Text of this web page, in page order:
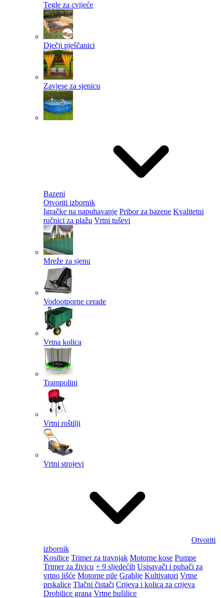
Tegle za cvijeće
Dječji pješčanici
Zavjese za sjenicu
Bazeni
Otvoriti izbornik
Igračke na napuhavanje Pribor za bazene Kvalitetni
ručnici za plažu Vrtni tuševi
Mreže za sjenu
Vodootporne cerade
Vrtna kolica
Trampolini
Vrtni roštilji
Vrtni strojevi
Otvoriti
izbornik
Kosilice Trimer za travnjak Motorne kose Pumpe
Trimer za živicu + 9 sljedećih Usisavači i puhači za
vrtno lišće Motorne pile Grablje Kultivatori Vrtne
prskalice Tlačni čistači Crijeva i kolica za crijeva
Drobilice grana Vrtne bušilice